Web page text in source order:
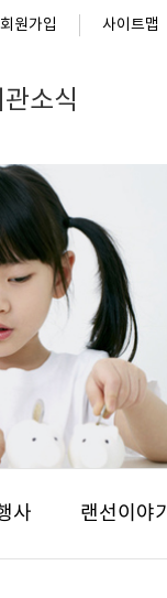
회원가입 사이트맵
소식
사 랜선이야기